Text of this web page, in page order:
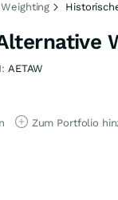
AETAW
Zum Portfolio